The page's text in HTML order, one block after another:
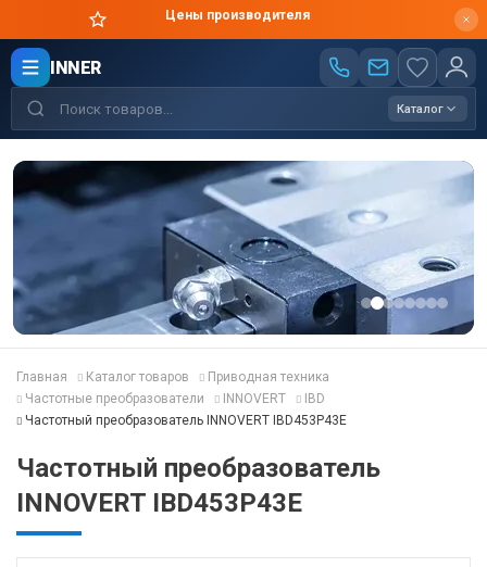
Цены производителя
INNER
Каталог
Главная Каталог товаров
Приводная техника
Частотные преобразователи
INNOVERT
IBD
Частотный преобразователь INNOVERT IBD453P43E
Частотный преобразователь
INNOVERT IBD453P43E